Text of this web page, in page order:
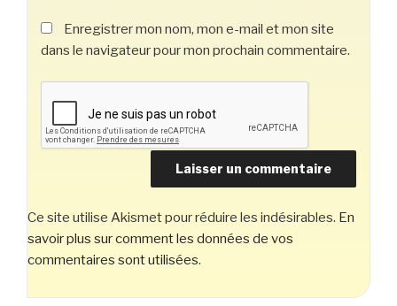
Enregistrer mon nom, mon e-mail et mon site
dans le navigateur pour mon prochain commentaire.
Ce site utilise Akismet pour réduire les indésirables. En
savoir plus sur comment les données de vos
commentaires sont utilisées.